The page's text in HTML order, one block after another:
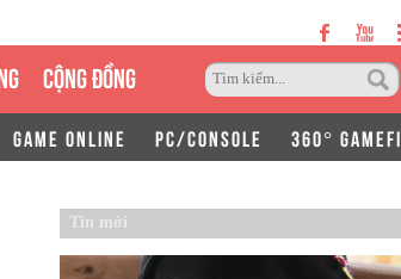
CỘNG ĐỒNG
GAME ONLINE PC/CONSOLE 360° GAMEFI
Tin mới